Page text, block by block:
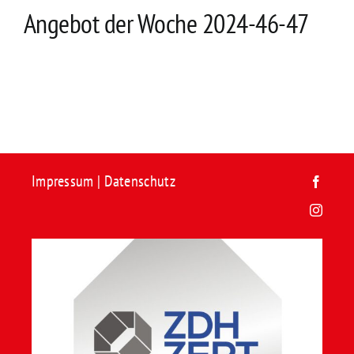
Angebot der Woche 2024-46-47
Impressum | Datenschutz